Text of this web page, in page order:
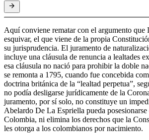
Aquí conviene rematar con el argumento que
esquivar, el que viene de la propia
su jurisprudencia. El juramento de
incluye una cláusula de renuncia a lealtades
esa cláusula no nació para prohibir la doble
se remonta a 1795, cuando fue concebida
doctrina británica de la “lealtad perpetua”,
no podía desligarse jurídicamente de la
juramento, por sí solo, no constituye un
Abelardo De La Espriella pueda
Colombia, ni elimina los derechos que la
les otorga a los colombianos por nacimiento.